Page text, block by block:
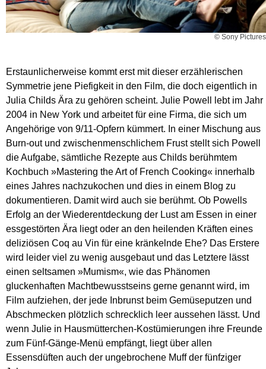
© Sony Pictures
Erstaunlicherweise kommt erst mit dieser erzählerischen
Symmetrie jene Piefigkeit in den Film, die doch eigentlich in
Julia Childs Ära zu gehören scheint. Julie Powell lebt im Jahr
2004 in New York und arbeitet für eine Firma, die sich um
Angehörige von 9/11-Opfern kümmert. In einer Mischung aus
Burn-out und zwischenmenschlichem Frust stellt sich Powell
die Aufgabe, sämtliche Rezepte aus Childs berühmtem
Kochbuch »Mastering the Art of French Cooking« innerhalb
eines Jahres nachzukochen und dies in einem Blog zu
dokumentieren. Damit wird auch sie berühmt. Ob Powells
Erfolg an der Wiederentdeckung der Lust am Essen in einer
essgestörten Ära liegt oder an den heilenden Kräften eines
deliziösen Coq au Vin für eine kränkelnde Ehe? Das Erstere
wird leider viel zu wenig ausgebaut und das Letztere lässt
einen seltsamen »Mumism«, wie das Phänomen
gluckenhaften Machtbewusstseins gerne genannt wird, im
Film aufziehen, der jede Inbrunst beim Gemüseputzen und
Abschmecken plötzlich schrecklich leer aussehen lässt. Und
wenn Julie in Hausmütterchen-Kostümierungen ihre Freunde
zum Fünf-Gänge-Menü empfängt, liegt über allen
Essensdüften auch der ungebrochene Muff der fünfziger